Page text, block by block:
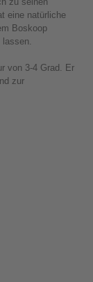
eine natürliche
Boskoop
von 3-4 Grad. Er
zur